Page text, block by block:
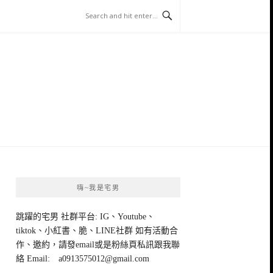
嗨~我是宅男
跳躍的宅男 社群平台: IG、Youtube、
tiktok、小紅書、脆、LINE社群 如有活動合
作、邀約，請發email或是粉絲頁私訊跟我聯
絡 Email: a0913575012@gmail.com